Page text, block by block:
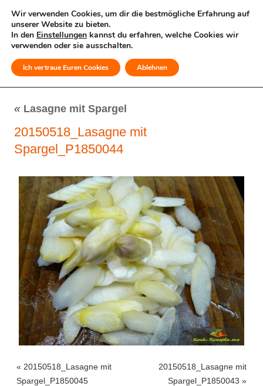
MENÜ
« Lasagne mit Spargel
20150518_Lasagne mit
Spargel_P1850044
« 20150518_Lasagne mit
Spargel_P1850045
20150518_Lasagne mit
Spargel_P1850043 »
Wir verwenden Cookies, um dir die bestmögliche Erfahrung auf
unserer Website zu bieten.
In den Einstellungen kannst du erfahren, welche Cookies wir
verwenden oder sie ausschalten.
Ich vertraue Euren Cookies Ablehnen